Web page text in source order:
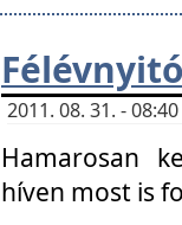
2011. 08. 31. -
Hamarosan
híven most is